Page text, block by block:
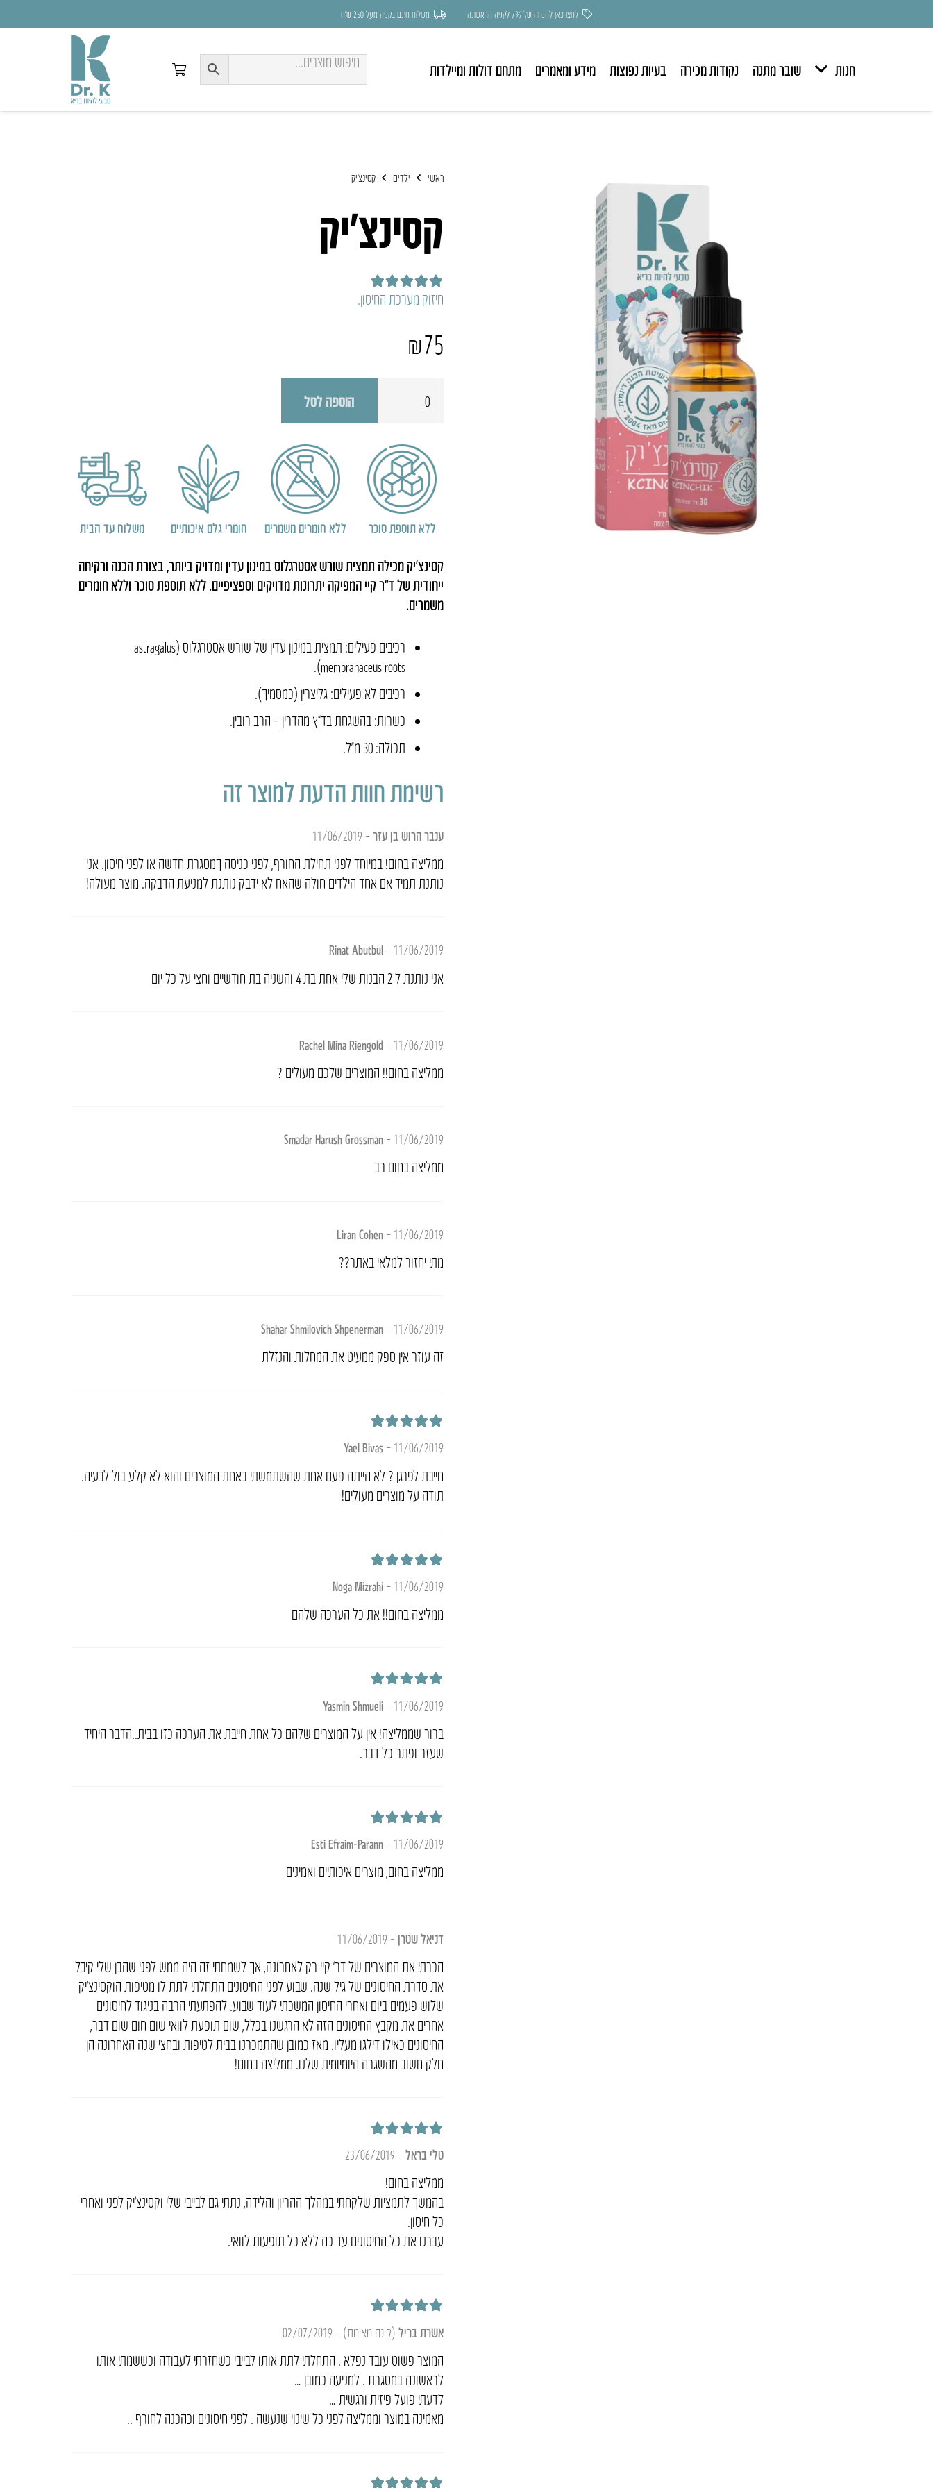
לחצו כאן להנחה של 7% לקניה הראשונה משלוח חינם בקניה מעל 250 ש״ח
חנות שובר מתנה נקודות מכירה בעיות נפוצות מידע ומאמרים מתחם דולות ומיילדות
ראשי ילדים קסינצ’יק
קסינצ’יק
דורג 5.00מתוך 5
חיזוק מערכת החיסון.
₪75
הוספה לסל
ללא תוספת סוכר ללא חומרים משמרים חומרי גלם איכותיים משלוח עד הבית
קסינצ’יק מכילה תמצית שורש אסטרגלוס במינון עדין ומדויק ביותר, בצורת הכנה ורקיחה
ייחודית של ד”ר קיי המפיקה יתרונות מדויקים וספציפיים. ללא תוספת סוכר וללא חומרים
משמרים.
רכיבים פעילים: תמצית במינון עדין של שורש אסטרגלוס (astragalus
membranaceus roots).
רכיבים לא פעילים: גליצרין (כמסמיך).
כשרות: בהשגחת בד”ץ מהדרין – הרב רובין.
תכולה: 30 מ״ל.
רשימת חוות הדעת למוצר זה
ענבר הרוש בן עזר–
11/06/2019
ממליצה בחום! במיוחד לפני תחילת החורף, לפני כניסה ךמסגרת חדשה או לפני חיסון. אני
נותנת תמיד אם אחד הילדים חולה שהאח לא ידבק נותנת למניעת הדבקה. מוצר מעולה!
Rinat Abutbul – 11/06/2019
אני נותנת ל 2 הבנות שלי אחת בת 4 והשניה בת חודשיים וחצי על כל יום
Rachel Mina Riengold – 11/06/2019
ממליצה בחום!! המוצרים שלכם מעולים ?
Smadar Harush Grossman – 11/06/2019
ממליצה בחום רב
Liran Cohen – 11/06/2019
מתי יחזור למלאי באתר??
Shahar Shmilovich Shpenerman – 11/06/2019
זה עוזר אין ספק ממעיט את המחלות והנזלת
Yael Bivas – 11/06/2019
חייבת לפרגן ? לא הייתה פעם אחת שהשתמשתי באחת המוצרים והוא לא קלע בול לבעיה.
תודה על מוצרים מעולים!
Noga Mizrahi – 11/06/2019
ממליצה בחום!! את כל הערכה שלהם
Yasmin Shmueli – 11/06/2019
ברור שממליצה! אין על המוצרים שלהם כל אחת חייבת את הערכה כזו בבית..הדבר היחיד
שעזר ופתר כל דבר.
Esti Efraim-Parann – 11/06/2019
ממליצה בחום, מוצרים איכותיים ואמינים
דניאל שטרן –
11/06/2019
הכרתי את המוצרים של דר’ קיי רק לאחרונה, אך לשמחתי זה היה ממש לפני שהבן שלי קיבל
את סדרת החיסונים של גיל שנה. שבוע לפני החיסונים התחלתי לתת לו מטיפות הוקסינצ’יק
שלוש פעמים ביום ואחרי החיסון המשכתי לעוד שבוע. להפתעתי הרבה בניגוד לחיסונים
אחרים את מקבץ החיסונים הזה לא הרגשנו בכלל, שום תופעת לוואי שום חום שום דבר,
החיסונים כאילו דילגו מעליו. מאז כמובן שהתמכרנו בבית לטיפות ובחצי שנה האחרונה הן
חלק חשוב מהשגרה היומיומית שלנו. ממליצה בחום!
טלי בראל–
23/06/2019
ממליצה בחום!
בהמשך לתמציות שלקחתי במהלך ההריון והלידה, נתתי גם לבייבי שלי וקסינצ’יק לפני ואחרי
כל חיסון.
עברנו את כל החיסונים עד כה ללא כל תופעות לוואי.
אשרת בריל (קונה מאומת) –
02/07/2019
המוצר פשוט עובד נפלא . התחלתי לתת אותו לבייבי כשחזרתי לעבודה וכששמתי אותו
לראשונה במסגרת . למניעה כמובן …
לדעתי פועל פיזית ורגשית …
מאמינה במוצר וממליצה לפני כל שינוי שנעשה . לפני חיסונים וכהכנה לחורף ..